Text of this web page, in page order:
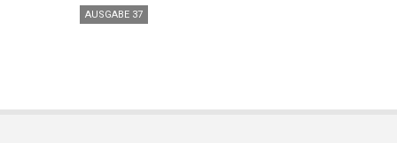
AUSGABE 37